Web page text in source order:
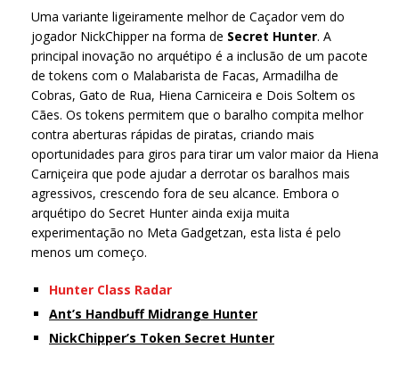
Uma variante ligeiramente melhor de Caçador vem do
jogador NickChipper na forma de Secret Hunter. A
principal inovação no arquétipo é a inclusão de um pacote
de tokens com o Malabarista de Facas, Armadilha de
Cobras, Gato de Rua, Hiena Carniceira e Dois Soltem os
Cães. Os tokens permitem que o baralho compita melhor
contra aberturas rápidas de piratas, criando mais
oportunidades para giros para tirar um valor maior da Hiena
Carniçeira que pode ajudar a derrotar os baralhos mais
agressivos, crescendo fora de seu alcance. Embora o
arquétipo do Secret Hunter ainda exija muita
experimentação no Meta Gadgetzan, esta lista é pelo
menos um começo.
Hunter Class Radar
Ant’s Handbuff Midrange Hunter
NickChipper’s Token Secret Hunter